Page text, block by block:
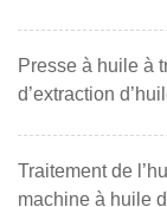
Presse à huile à
d’extraction
Traitement de
machine à huile